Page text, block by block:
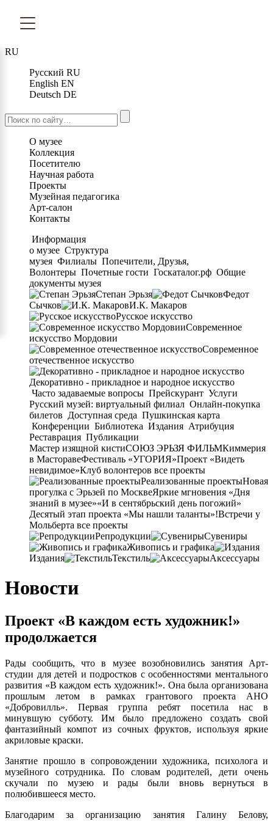
RU
Русский RU
English EN
Deutsch DE
О музее
Коллекция
Посетителю
Научная работа
Проекты
Музейная педагогика
Арт-салон
Контакты
Информация
о музее Структура
музея Филиалы Попечители, Друзья,
Волонтеры Почетные гости Госкаталог.рф Общие
документы музея
Степан Эрьзя
Федот
Сычков
И.К. Макаров
Русское искусство
Современное
искусство Мордовии
Современное
отечественное искусство
Декоративно - прикладное и народное искусство
Часто задаваемые вопросы Прейскурант Услуги
Русский музей: виртуальный филиал Онлайн-покупка
билетов Доступная среда Пушкинская карта
Конференции Библиотека Издания Атрибуция
Реставрация Публикации
Мастер изящной кистиСОЮЗ ЭРЬЗЯ ФИЛЬМКиммерия
в МасторавеФестиваль «УГОРИЯ»Проект «Видеть
невидимое»Клуб волонтеров все проекты
Реализованные проектыНовая
прогулка с Эрьзей по МосквеЯркие мгновения «Дня
знаний в музее»«И в сентябрьский день погожий»
Десятый этап проекта «Мы нашли таланты»!Встречи у
Мольберта все проекты
Репродукции
Сувениры
Живопись и графика
Издания
Текстиль Аксессуары
Новости
Проект «В каждом есть художник!»
продолжается
Рады сообщить, что в музее возобновились занятия Арт-
студии для детей и подростков с особенностями ментального
развития «В каждом есть художник!». Она была организована
прошлым летом в рамках грантового проекта АНО
«Добровилль». Первая группа ребят посетила нас в
минувшую субботу. Им было предложено создать свой
фантазийный компот из сочных фруктов, используя яркие
акриловые краски.
Занятие прошло в сопровождении художника, психолога и
музейного сотрудника. По словам родителей, дети очень
скучали по музею и рады были вновь вернуться в
полюбившееся место.
Благодарим за организацию занятия Галину Белову,